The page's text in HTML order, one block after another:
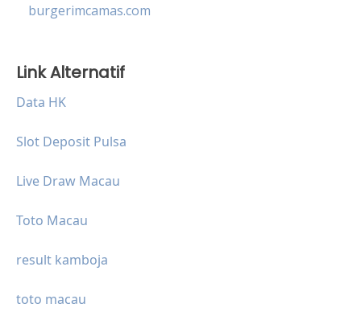
burgerimcamas.com
Link Alternatif
Data HK
Slot Deposit Pulsa
Live Draw Macau
Toto Macau
result kamboja
toto macau